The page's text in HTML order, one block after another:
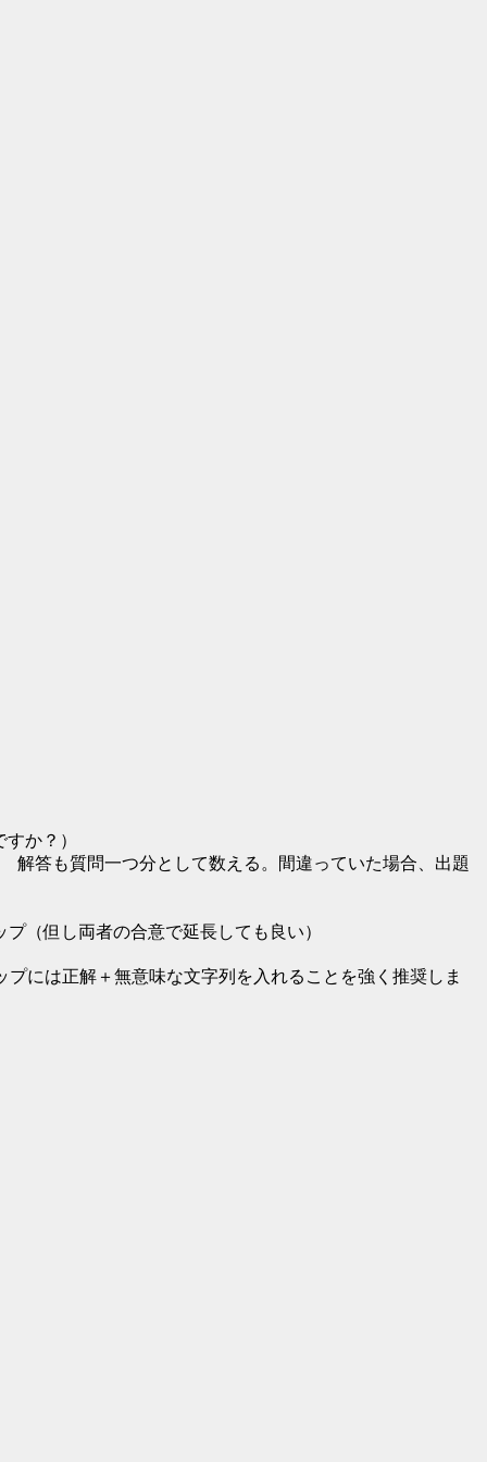
か？）
答も質問一つ分として数える。間違っていた場合、出題
（但し両者の合意で延長しても良い）
には正解＋無意味な文字列を入れることを強く推奨しま